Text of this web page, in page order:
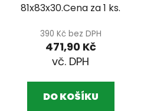
390 Kč bez DPH
471,90 Kč
DO KOŠÍKU
81x83x30.Cena za 1 ks.